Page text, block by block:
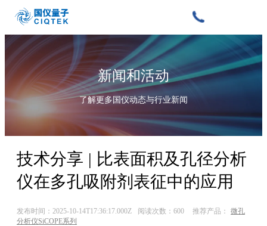
新闻和活动
了解更多国仪动态与行业新闻
技术分享 | 比表面积及孔径分析
仪在多孔吸附剂表征中的应用
发布时间：2025-10-14T17:36:17.000Z 阅读次数：600 推荐产品： 微孔
分析仪SiCOPE系列